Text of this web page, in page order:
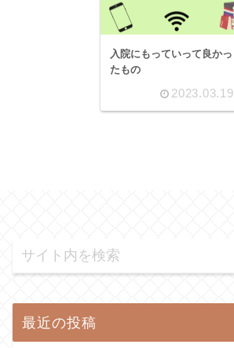
入院にもっていって良かっ
たもの
2023.03.19
最近の投稿